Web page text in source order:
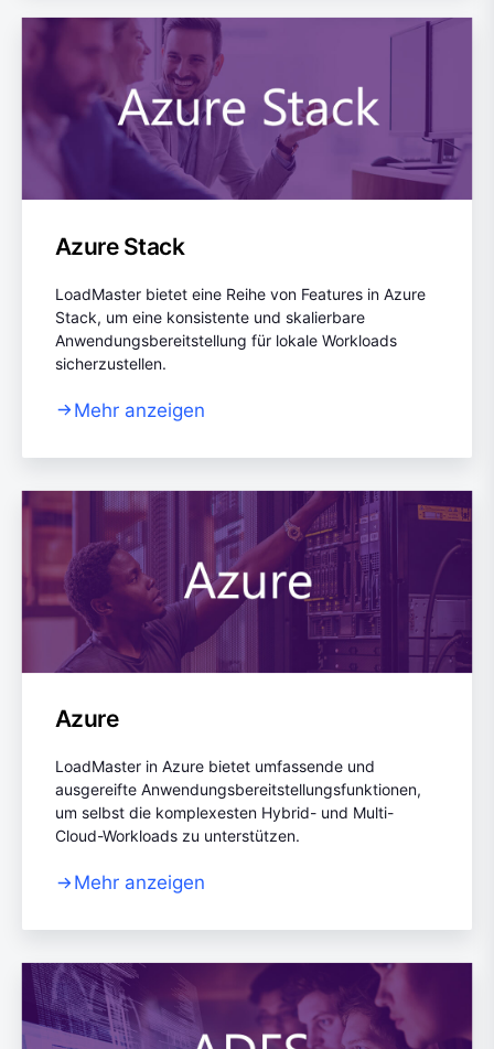
Azure Stack
LoadMaster bietet eine Reihe von Features in Azure
Stack, um eine konsistente und skalierbare
Anwendungsbereitstellung für lokale Workloads
sicherzustellen.
Mehr anzeigen
Azure
LoadMaster in Azure bietet umfassende und
ausgereifte Anwendungsbereitstellungsfunktionen,
um selbst die komplexesten Hybrid- und Multi-
Cloud-Workloads zu unterstützen.
Mehr anzeigen